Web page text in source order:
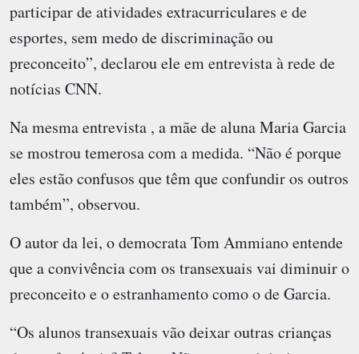
participar de atividades extracurriculares e de
esportes, sem medo de discriminação ou
preconceito”, declarou ele em entrevista à rede de
notícias CNN.
Na mesma entrevista , a mãe de aluna Maria Garcia
se mostrou temerosa com a medida. “Não é porque
eles estão confusos que têm que confundir os outros
também”, observou.
O autor da lei, o democrata Tom Ammiano entende
que a convivência com os transexuais vai diminuir o
preconceito e o estranhamento como o de Garcia.
“Os alunos transexuais vão deixar outras crianças